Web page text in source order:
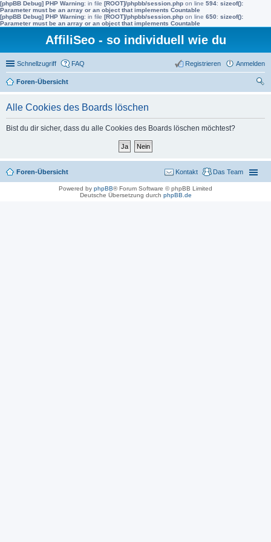
[phpBB Debug] PHP Warning: in file [ROOT]/phpbb/session.php on line 594: sizeof():
Parameter must be an array or an object that implements Countable
[phpBB Debug] PHP Warning: in file [ROOT]/phpbb/session.php on line 650: sizeof():
Parameter must be an array or an object that implements Countable
AffiliSeo - so individuell wie du
Schnellzugriff FAQ Anmelden
Registrieren
Foren-Übersicht
Alle Cookies des Boards löschen
Bist du dir sicher, dass du alle Cookies des Boards löschen möchtest?
Foren-Übersicht Das Team
Kontakt
Powered by phpBB® Forum Software © phpBB Limited
Deutsche Übersetzung durch phpBB.de